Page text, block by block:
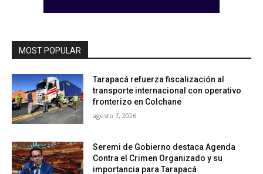
MOST POPULAR
Tarapacá refuerza fiscalización al
transporte internacional con operativo
fronterizo en Colchane
agosto 7, 2026
Seremi de Gobierno destaca Agenda
Contra el Crimen Organizado y su
importancia para Tarapacá